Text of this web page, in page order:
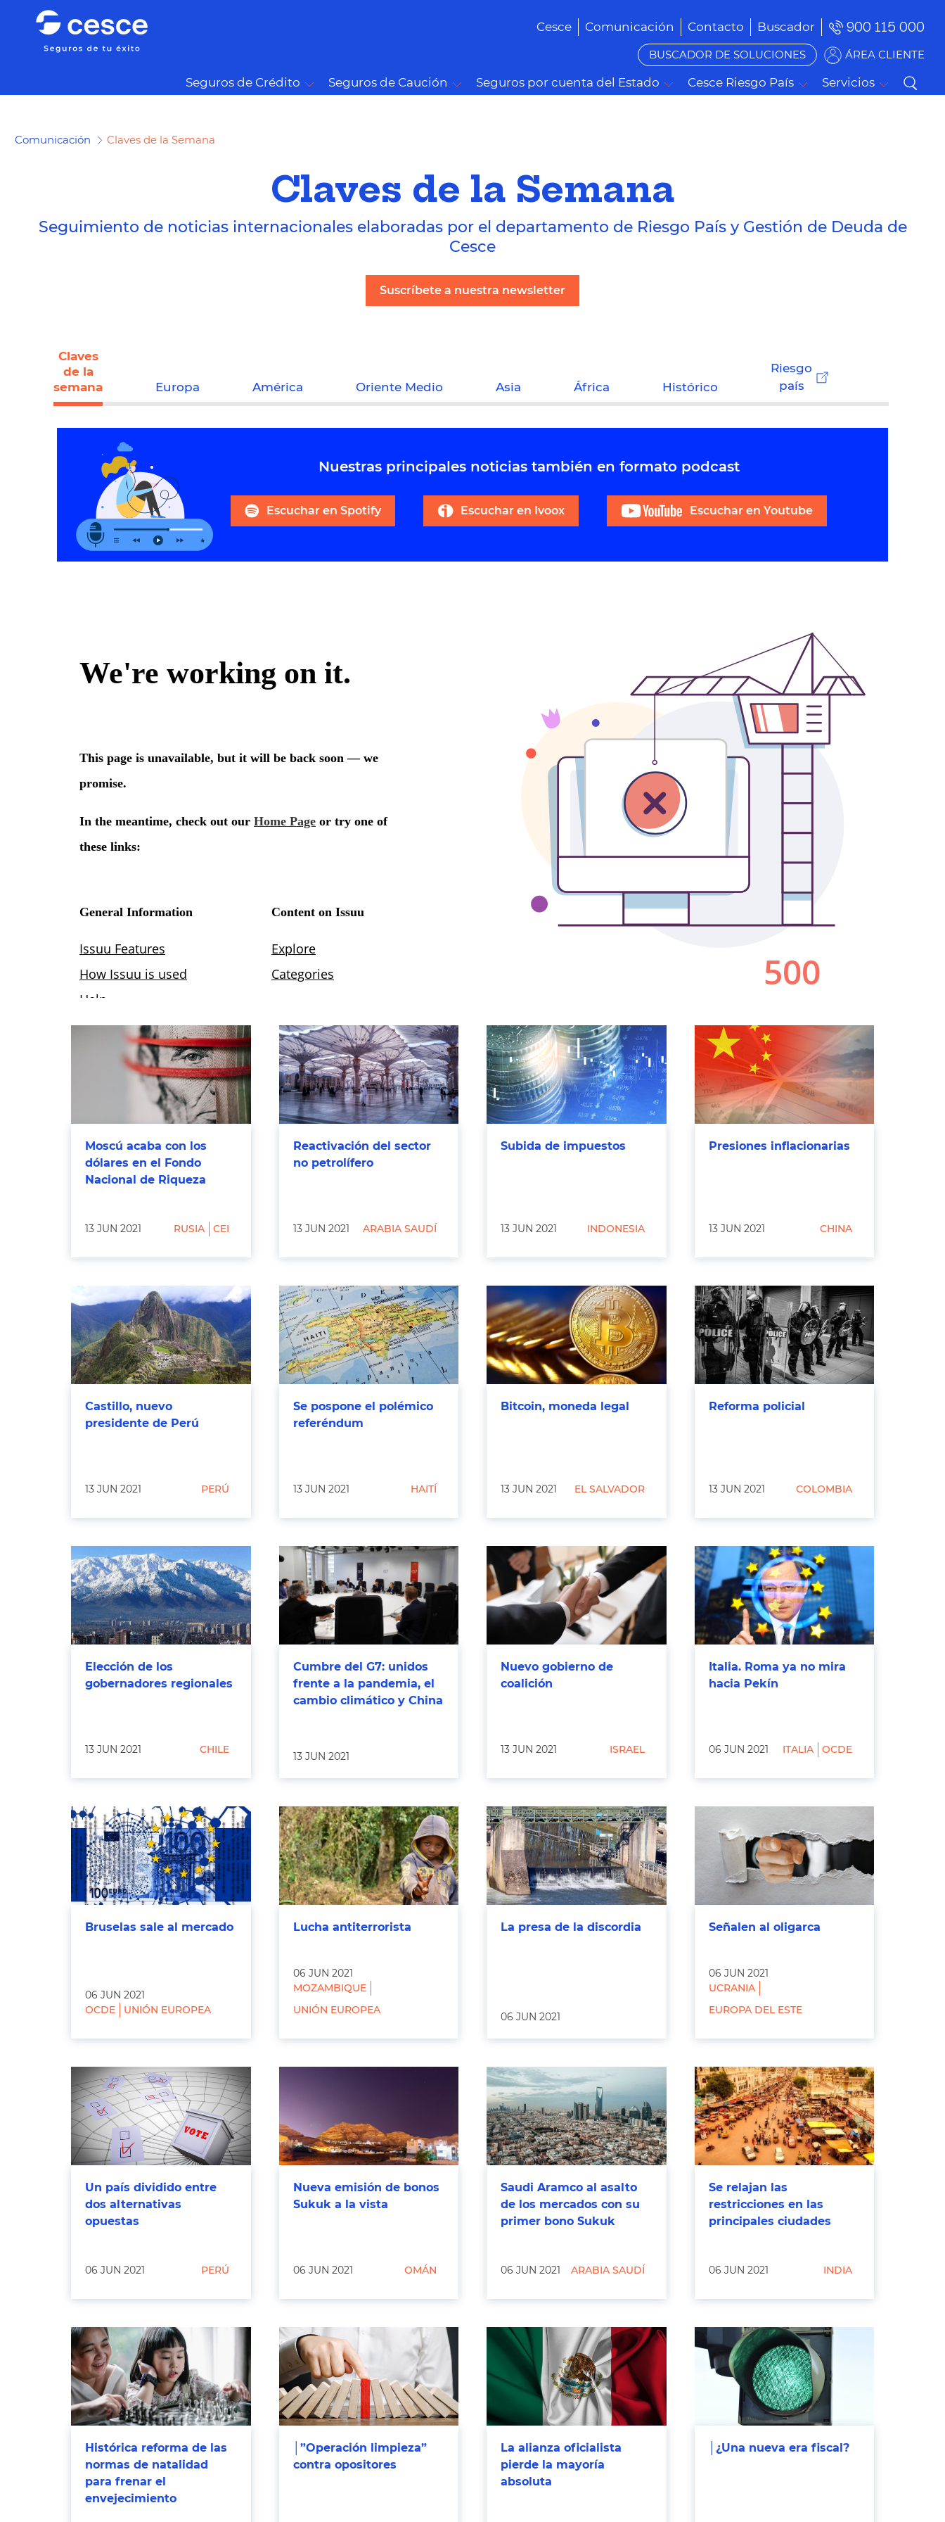
Cesce Comunicación Contacto Buscador 900 115 000
BUSCADOR DE SOLUCIONES ÁREA CLIENTE
Seguros de Crédito Seguros de Caución Seguros por cuenta del Estado Cesce Riesgo País Servicios
Comunicación Claves de la Semana
Claves de la Semana
Seguimiento de noticias internacionales elaboradas por el departamento de Riesgo País y Gestión de Deuda de
Cesce
Suscríbete a nuestra newsletter
Claves
de la
semana
Europa América Oriente Medio Asia África Histórico
Riesgo
país
Nuestras principales noticias también en formato podcast
Escuchar en Spotify Escuchar en Ivoox Escuchar en Youtube
Moscú acaba con los
dólares en el Fondo
Nacional de Riqueza
13 JUN 2021 RUSIA CEI
Reactivación del sector
no petrolífero
13 JUN 2021 ARABIA SAUDÍ
Subida de impuestos
13 JUN 2021 INDONESIA
Presiones inflacionarias
13 JUN 2021 CHINA
Castillo, nuevo
presidente de Perú
13 JUN 2021 PERÚ
Se pospone el polémico
referéndum
13 JUN 2021 HAITÍ
Bitcoin, moneda legal
13 JUN 2021 EL SALVADOR
Reforma policial
13 JUN 2021 COLOMBIA
Elección de los
gobernadores regionales
13 JUN 2021 CHILE
Cumbre del G7: unidos
frente a la pandemia, el
cambio climático y China
13 JUN 2021
Nuevo gobierno de
coalición
13 JUN 2021 ISRAEL
Italia. Roma ya no mira
hacia Pekín
06 JUN 2021 ITALIA OCDE
Bruselas sale al mercado
06 JUN 2021
OCDE
UNIÓN EUROPEA
Lucha antiterrorista
06 JUN 2021
MOZAMBIQUE
UNIÓN EUROPEA
La presa de la discordia
06 JUN 2021
Señalen al oligarca
06 JUN 2021
UCRANIA
EUROPA DEL ESTE
Un país dividido entre
dos alternativas
opuestas
06 JUN 2021 PERÚ
Nueva emisión de bonos
Sukuk a la vista
06 JUN 2021 OMÁN
Saudi Aramco al asalto
de los mercados con su
primer bono Sukuk
06 JUN 2021 ARABIA SAUDÍ
Se relajan las
restricciones en las
principales ciudades
06 JUN 2021 INDIA
Histórica reforma de las
normas de natalidad
para frenar el
envejecimiento
│”Operación limpieza”
contra opositores
La alianza oficialista
pierde la mayoría
absoluta
│¿Una nueva era fiscal?